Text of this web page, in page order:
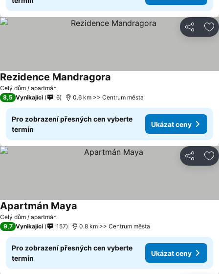
Sdílet
Celý dům / apartmán
Rezidence Mandragora
8,5 Vynikající 6 0.6 km >> Centrum města
Pro zobrazení přesných cen vyberte
termín
Ukázat ceny
Sdílet
Celý dům / apartmán
Apartmán Maya
9,7 Vynikající 157 0.8 km >> Centrum města
Pro zobrazení přesných cen vyberte
termín
Ukázat ceny